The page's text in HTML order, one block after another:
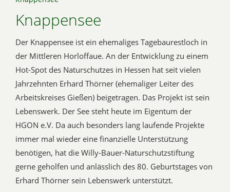
Knappensee
Der Knappensee ist ein ehemaliges Tagebaurestloch in
der Mittleren Horloffaue. An der Entwicklung zu einem
Hot-Spot des Naturschutzes in Hessen hat seit vielen
Jahrzehnten Erhard Thörner (ehemaliger Leiter des
Arbeitskreises Gießen) beigetragen. Das Projekt ist sein
Lebenswerk. Der See steht heute im Eigentum der
HGON e.V. Da auch besonders lang laufende Projekte
immer mal wieder eine finanzielle Unterstützung
benötigen, hat die Willy-Bauer-Naturschutzstiftung
gerne geholfen und anlässlich des 80. Geburtstages von
Erhard Thörner sein Lebenswerk unterstützt.